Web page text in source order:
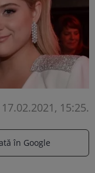
17.02.2021, 15:25.
în Google